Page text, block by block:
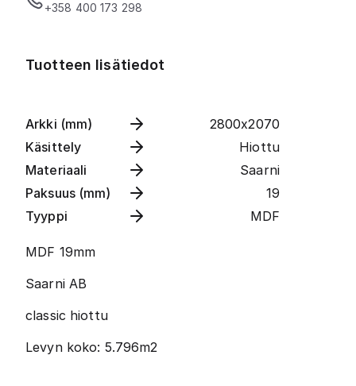
+358 400 173 298
Tuotteen lisätiedot
Arkki (mm)
2800x2070
Käsittely
Hiottu
Materiaali
Saarni
Paksuus (mm)
19
Tyyppi
MDF
MDF 19mm
Saarni AB
classic hiottu
Levyn koko: 5.796m2